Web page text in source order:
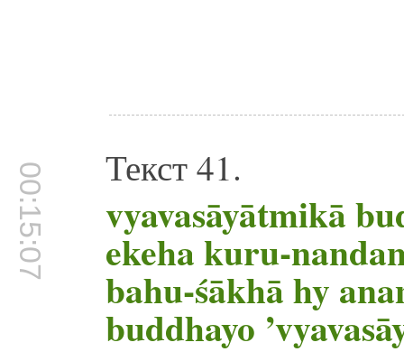
00:15:07 Текст 41.
vyavasāyātmikā
ekeha kuru-
bahu-śākhā hy
buddhayo